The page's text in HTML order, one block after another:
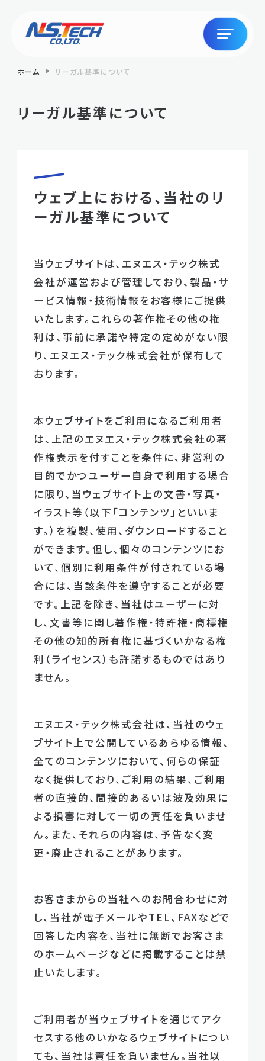
ホーム リーガル基準について
リーガル基準について
ウェブ上における、当社のリ
ーガル基準について
当ウェブサイトは、エヌエス・テック株式
会社が運営および管理しており、製品・サ
ービス情報・技術情報をお客様にご提供
いたします。これらの著作権その他の権
利は、事前に承諾や特定の定めがない限
り、エヌエス・テック株式会社が保有して
おります。
本ウェブサイトをご利用になるご利用者
は、上記のエヌエス・テック株式会社の著
作権表示を付すことを条件に、非営利の
目的でかつユーザー自身で利用する場合
に限り、当ウェブサイト上の文書・写真・
イラスト等（以下「コンテンツ」といいま
す。）を複製、使用、ダウンロードすること
ができます。但し、個々のコンテンツにお
いて、個別に利用条件が付されている場
合には、当該条件を遵守することが必要
です。上記を除き、当社はユーザーに対
し、文書等に関し著作権・特許権・商標権
その他の知的所有権に基づくいかなる権
利（ライセンス）も許諾するものではあり
ません。
エヌエス・テック株式会社は、当社のウェ
ブサイト上で公開しているあらゆる情報、
全てのコンテンツにおいて、何らの保証
なく提供しており、ご利用の結果、ご利用
者の直接的、間接的あるいは波及効果に
よる損害に対して一切の責任を負いませ
ん。また、それらの内容は、予告なく変
更・廃止されることがあります。
お客さまからの当社へのお問合わせに対
し、当社が電子メールやTEL、FAXなどで
回答した内容を、当社に無断でお客さま
のホームページなどに掲載することは禁
止いたします。
ご利用者が当ウェブサイトを通じてアク
セスする他のいかなるウェブサイトについ
ても、当社は責任を負いません。当社以